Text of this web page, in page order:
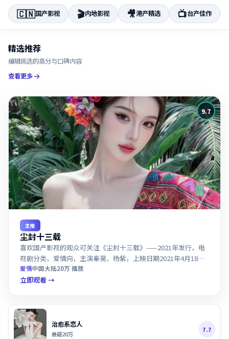
🇨🇳国产影视 🎬内地影视 🎥港产精选 📺台产佳作
精选推荐
编辑挑选的高分与口碑内容
查看更多
9.7
主推
尘封十三载
喜欢国产影视的观众可关注《尘封十三载》——2021年发行，电
视剧分类，爱情向，主演秦昊、杨紫，上映日期2021年4月18
日。
爱情中国大陆20万 播放
立即观看 →
治愈系恋人
悬疑20万
7.7